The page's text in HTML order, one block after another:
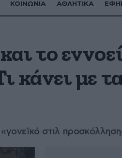
ΚΟΙΝΩΝΙΑ ΑΘΛΗΤΙΚΑ
το
κάνει με
«γονεϊκό στιλ